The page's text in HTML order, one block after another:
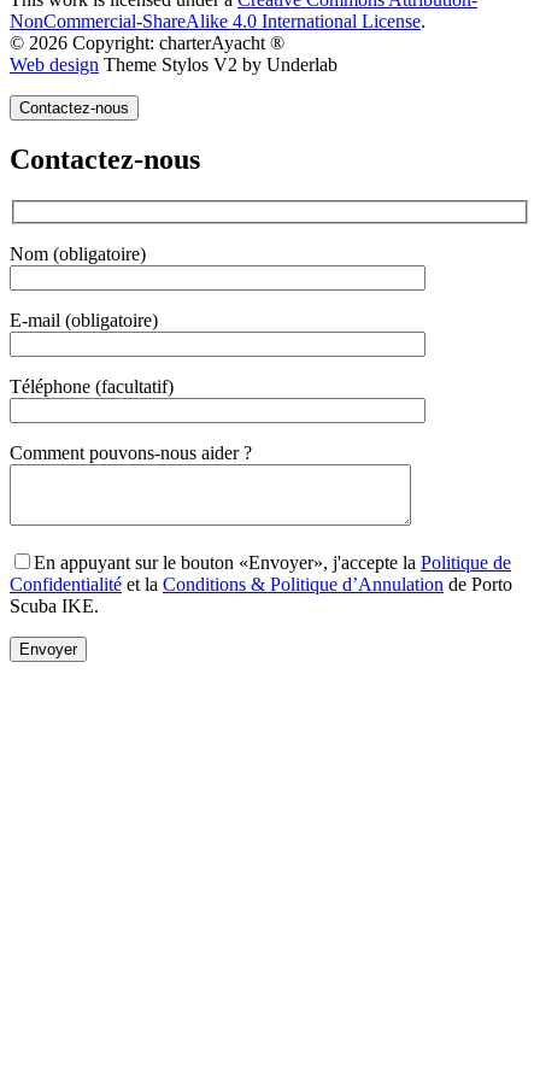
NonCommercial-ShareAlike 4.0 International License.
© 2026 Copyright: charterAyacht ®
Web design Theme Stylos V2 by Underlab
Contactez-nous
Contactez-nous
Nom (obligatoire)
E-mail (obligatoire)
Téléphone (facultatif)
Gender
Comment pouvons-nous aider ?
En appuyant sur le bouton «Envoyer», j'accepte la Politique de
Confidentialité et la Conditions & Politique d’Annulation de Porto
Scuba IKE.